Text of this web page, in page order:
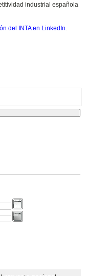
industrial española
del INTA en LinkedIn